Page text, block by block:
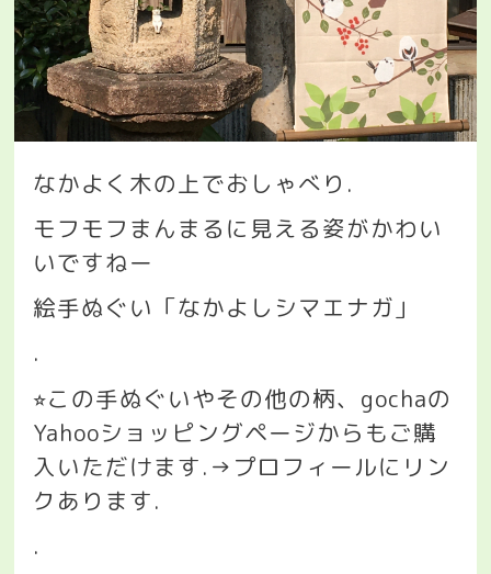
なかよく木の上でおしゃべり .
モフモフまんまるに見える姿がかわい
いですねー
絵手ぬぐい「なかよしシマエナガ」
.
⭐︎この手ぬぐいやその他の柄、 gochaの
Yahooショッピングページからもご購
入いただけます.→ プロフィールにリン
クあります.
.